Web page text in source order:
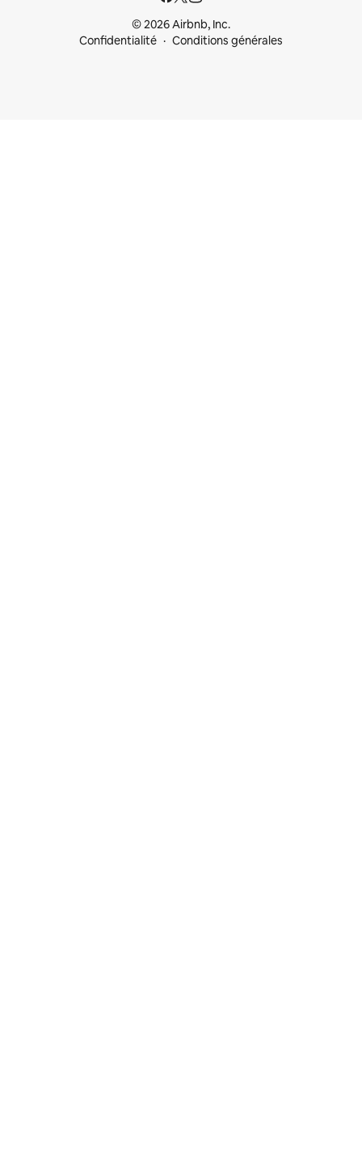
© 2026 Airbnb, Inc.
Confidentialité
Conditions générales